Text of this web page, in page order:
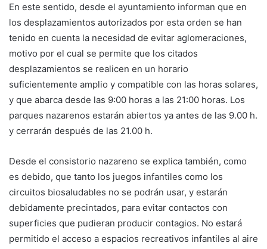
En este sentido, desde el ayuntamiento informan que en
los desplazamientos autorizados por esta orden se han
tenido en cuenta la necesidad de evitar aglomeraciones,
motivo por el cual se permite que los citados
desplazamientos se realicen en un horario
suficientemente amplio y compatible con las horas solares,
y que abarca desde las 9:00 horas a las 21:00 horas. Los
parques nazarenos estarán abiertos ya antes de las 9.00 h.
y cerrarán después de las 21.00 h.
Desde el consistorio nazareno se explica también, como
es debido, que tanto los juegos infantiles como los
circuitos biosaludables no se podrán usar, y estarán
debidamente precintados, para evitar contactos con
superficies que pudieran producir contagios. No estará
permitido el acceso a espacios recreativos infantiles al aire